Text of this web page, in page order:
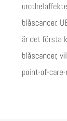
blåscancer.
är det första
blåscancer,
point-of-